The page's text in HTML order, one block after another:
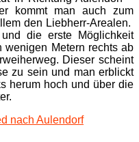
kommt man auch zum
den Liebherr-Arealen.
die erste Möglichkeit
wenigen Metern rechts ab
Dieser scheint
zu sein und man erblickt
herum hoch und über die